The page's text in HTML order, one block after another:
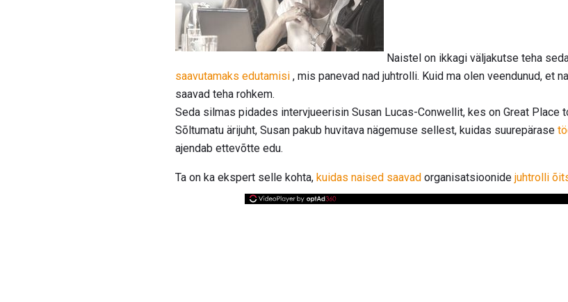
Naistel on ikkagi väljakutse teha
saavutamaks edutamisi , mis panevad nad juhtrolli. Kuid ma olen veendunud, et
saavad teha rohkem.
Seda silmas pidades intervjueerisin Susan Lucas-Conwellit, kes on Great Place
Sõltumatu ärijuht, Susan pakub huvitava nägemuse sellest, kuidas suurepärase
ajendab ettevõtte edu.
Ta on ka ekspert selle kohta, kuidas naised saavad organisatsioonide juhtrolli